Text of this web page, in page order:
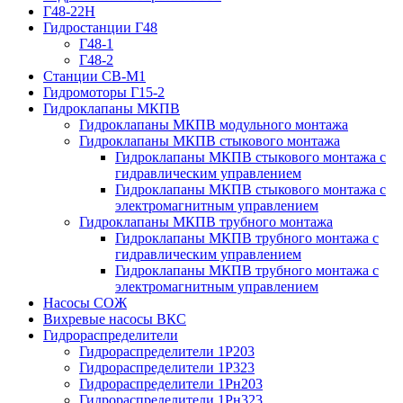
Г48-22Н
Гидростанции Г48
Г48-1
Г48-2
Станции СВ-М1
Гидромоторы Г15-2
Гидроклапаны МКПВ
Гидроклапаны МКПВ модульного монтажа
Гидроклапаны МКПВ стыкового монтажа
Гидроклапаны МКПВ стыкового монтажа с
гидравлическим управлением
Гидроклапаны МКПВ стыкового монтажа с
электромагнитным управлением
Гидроклапаны МКПВ трубного монтажа
Гидроклапаны МКПВ трубного монтажа с
гидравлическим управлением
Гидроклапаны МКПВ трубного монтажа с
электромагнитным управлением
Насосы СОЖ
Вихревые насосы ВКС
Гидрораспределители
Гидрораспределители 1Р203
Гидрораспределители 1Р323
Гидрораспределители 1Рн203
Гидрораспределители 1Рн323